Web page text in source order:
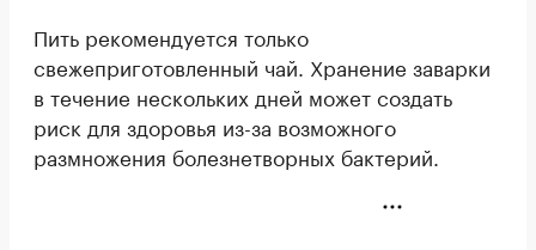
Пить рекомендуется только
свежеприготовленный чай. Хранение заварки
в течение нескольких дней может создать
риск для здоровья из-за возможного
размножения болезнетворных бактерий.